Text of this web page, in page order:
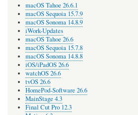
macOS Tahoe 26.6.1
macOS Sequoia 15.7.9
macOS Sonoma 14.8.9
iWork-Updates
macOS Tahoe 26.6
macOS Sequoia 15.7.8
macOS Sonoma 14.8.8
iOS/iPadOS 26.6
watchOS 26.6
tvOS 26.6
HomePod-Software 26.6
MainStage 4.3
Final Cut Pro 12.3